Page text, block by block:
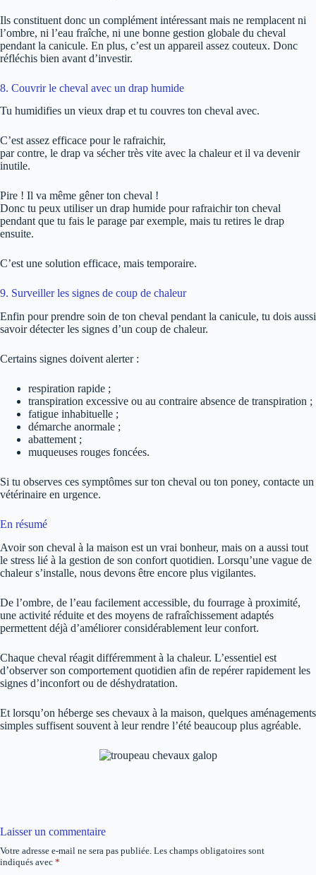
Ils constituent donc un complément intéressant mais ne remplacent ni
l’ombre, ni l’eau fraîche, ni une bonne gestion globale du cheval
pendant la canicule. En plus, c’est un appareil assez couteux. Donc
réfléchis bien avant d’investir.
8. Couvrir le cheval avec un drap humide
Tu humidifies un vieux drap et tu couvres ton cheval avec.
C’est assez efficace pour le rafraichir,
par contre, le drap va sécher très vite avec la chaleur et il va devenir
inutile.
Pire ! Il va même gêner ton cheval !
Donc tu peux utiliser un drap humide pour rafraichir ton cheval
pendant que tu fais le parage par exemple, mais tu retires le drap
ensuite.
C’est une solution efficace, mais temporaire.
9. Surveiller les signes de coup de chaleur
Enfin pour prendre soin de ton cheval pendant la canicule, tu dois aussi
savoir détecter les signes d’un coup de chaleur.
Certains signes doivent alerter :
respiration rapide ;
transpiration excessive ou au contraire absence de transpiration ;
fatigue inhabituelle ;
démarche anormale ;
abattement ;
muqueuses rouges foncées.
Si tu observes ces symptômes sur ton cheval ou ton poney, contacte un
vétérinaire en urgence.
En résumé
Avoir son cheval à la maison est un vrai bonheur, mais on a aussi tout
le stress lié à la gestion de son confort quotidien. Lorsqu’une vague de
chaleur s’installe, nous devons être encore plus vigilantes.
De l’ombre, de l’eau facilement accessible, du fourrage à proximité,
une activité réduite et des moyens de rafraîchissement adaptés
permettent déjà d’améliorer considérablement leur confort.
Chaque cheval réagit différemment à la chaleur. L’essentiel est
d’observer son comportement quotidien afin de repérer rapidement les
signes d’inconfort ou de déshydratation.
Et lorsqu’on héberge ses chevaux à la maison, quelques aménagements
simples suffisent souvent à leur rendre l’été beaucoup plus agréable.
Laisser un commentaire
Votre adresse e-mail ne sera pas publiée. Les champs obligatoires sont
indiqués avec *